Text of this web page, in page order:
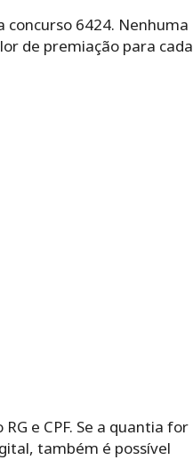
6424. Nenhuma
de premiação para cada
e CPF. Se a quantia for
também é possível